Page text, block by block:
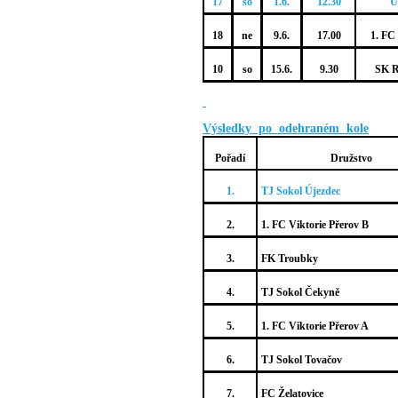
18 ne 9.6. 17.00 1.
10 so 15.6. 9.30 SK
Výsledky po odehraném kole
Pořadí Družstvo
1. TJ Sokol Újezdec
2. 1. FC Viktorie Přerov B
3. FK Troubky
4. TJ Sokol Čekyně
5. 1. FC Viktorie Přerov A
6. TJ Sokol Tovačov
7. FC Želatovice